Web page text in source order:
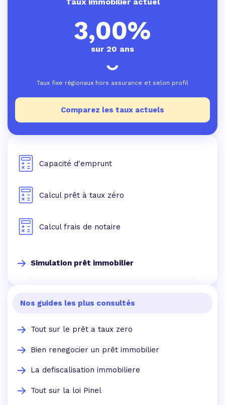
3,00%
sur 20 ans
Taux fixe régionaux hors assurance et selon profil
Comparez les taux actuels
Capacité d'emprunt
Calcul prêt à taux zéro
Calcul frais de notaire
Simulation prêt immobilier
Nos guides les plus consultés
Tout sur le prêt a taux zero
Bien renegocier un prêt immobilier
La defiscalisation immobiliere
Tout sur la loi Pinel